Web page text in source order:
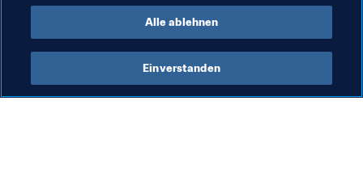
Alle ablehnen
Einverstanden